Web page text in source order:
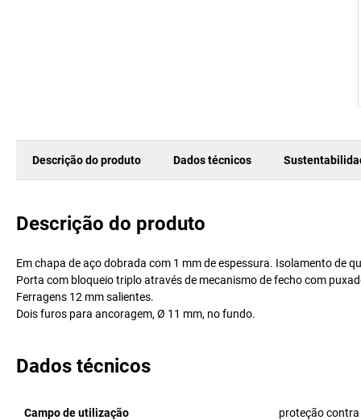
Descrição do produto Dados técnicos
Descrição do produto
Em chapa de aço dobrada com 1 mm de espessura. Isolamento de
Porta com bloqueio triplo através de mecanismo de fecho com
Ferragens 12 mm salientes.
Dois furos para ancoragem, Ø 11 mm, no fundo.
Dados técnicos
Campo de utilização proteção